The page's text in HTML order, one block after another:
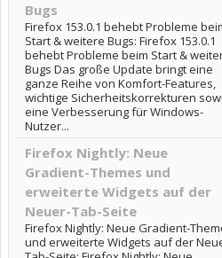
Bugs
Firefox 153.0.1 behebt Probleme
Start & weitere Bugs: Firefox 153.0.1
behebt Probleme beim Start &
Bugs Das große Update bringt eine
ganze Reihe von Komfort-Features,
wichtige Sicherheitskorrekturen
eine Verbesserung für Windows-
Nutzer...
Firefox Nightly: Neue
Gradient-Themes und
erweiterte Widgets auf der
Neuer-Tab-Seite
Firefox Nightly: Neue Gradient-
und erweiterte Widgets auf der